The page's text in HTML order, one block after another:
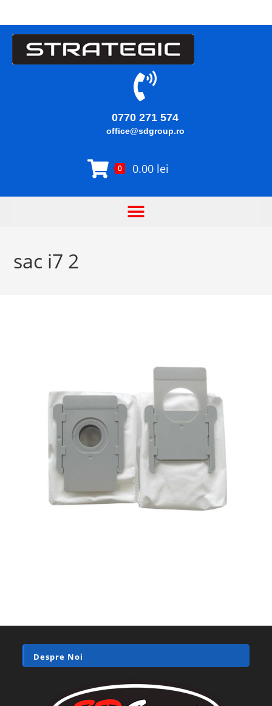
0770 271 574
office@sdgroup.ro
0 0.00 lei
sac i7 2
Despre Noi